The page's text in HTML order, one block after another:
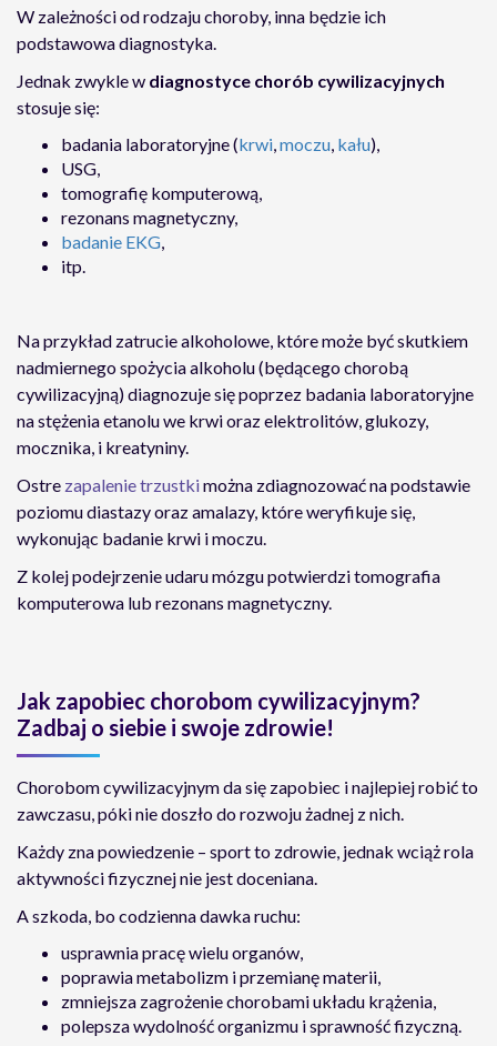
W zależności od rodzaju choroby, inna będzie ich
podstawowa diagnostyka.
Jednak zwykle w diagnostyce chorób cywilizacyjnych
stosuje się:
badania laboratoryjne (krwi,moczu, kału),
USG,
tomografię komputerową,
rezonans magnetyczny,
badanie EKG,
itp.
Na przykład zatrucie alkoholowe, które może być skutkiem
nadmiernego spożycia alkoholu (będącego chorobą
cywilizacyjną) diagnozuje się poprzez badania laboratoryjne
na stężenia etanolu we krwi oraz elektrolitów, glukozy,
mocznika, i kreatyniny.
Ostre zapalenie trzustkimożna zdiagnozować na podstawie
poziomu diastazy oraz amalazy, które weryfikuje się,
wykonując badanie krwi i moczu.
Z kolej podejrzenie udaru mózgu potwierdzi tomografia
komputerowa lub rezonans magnetyczny.
Jak zapobiec chorobom cywilizacyjnym?
Zadbaj o siebie i swoje zdrowie!
Chorobom cywilizacyjnym da się zapobiec i najlepiej robić to
zawczasu, póki nie doszło do rozwoju żadnej z nich.
Każdy zna powiedzenie – sport to zdrowie, jednak wciąż rola
aktywności fizycznej nie jest doceniana.
A szkoda, bo codzienna dawka ruchu:
usprawnia pracę wielu organów,
poprawia metabolizm i przemianę materii,
zmniejsza zagrożenie chorobami układu krążenia,
polepsza wydolność organizmu i sprawność fizyczną.